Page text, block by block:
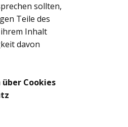
sollten,
Teile des
Inhalt
davon
Cookies